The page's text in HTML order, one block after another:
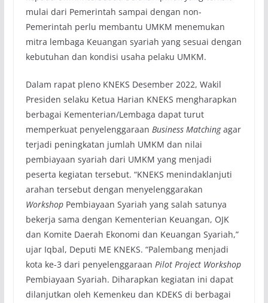
mulai dari Pemerintah sampai dengan non-
Pemerintah perlu membantu UMKM menemukan
mitra lembaga Keuangan syariah yang sesuai dengan
kebutuhan dan kondisi usaha pelaku UMKM.
Dalam rapat pleno KNEKS Desember 2022, Wakil
Presiden selaku Ketua Harian KNEKS mengharapkan
berbagai Kementerian/Lembaga dapat turut
memperkuat penyelenggaraan Business Matchingagar
terjadi peningkatan jumlah UMKM dan nilai
pembiayaan syariah dari UMKM yang menjadi
peserta kegiatan tersebut. “KNEKS menindaklanjuti
arahan tersebut dengan menyelenggarakan
Workshop Pembiayaan Syariah yang salah satunya
bekerja sama dengan Kementerian Keuangan, OJK
dan Komite Daerah Ekonomi dan Keuangan Syariah,”
ujar Iqbal, Deputi ME KNEKS. “Palembang menjadi
kota ke-3 dari penyelenggaraan Pilot Project Workshop
Pembiayaan Syariah. Diharapkan kegiatan ini dapat
dilanjutkan oleh Kemenkeu dan KDEKS di berbagai